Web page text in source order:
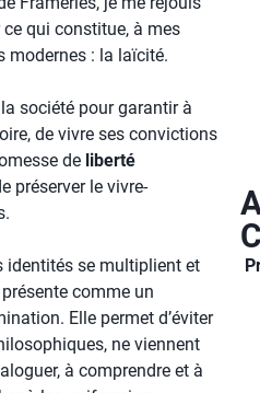
qui constitue, à mes
modernes : la laïcité.
société pour garantir à
de vivre ses convictions
de liberté
préserver le vivre-
identités se multiplient et
comme un
Elle permet d’éviter
ne viennent
à comprendre et à